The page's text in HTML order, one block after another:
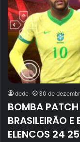
dede 30 de
BOMBA
BRASILEIRÃO E
ELENCOS 24 25